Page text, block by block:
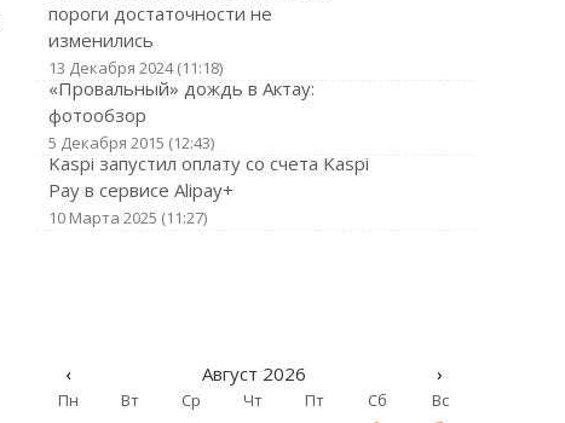
пороги достаточности не
изменились
13 Декабря 2024 (11:18)
«Провальный» дождь в Актау:
фотообзор
5 Декабря 2015 (12:43)
Kaspi запустил оплату со счета Kaspi
Pay в сервисе Alipay+
10 Марта 2025 (11:27)
‹ Август 2026 ›
Пн Вт Ср Чт Пт Сб Вс